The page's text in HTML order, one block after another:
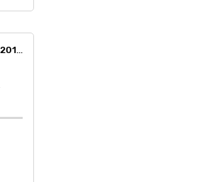
Канцелярське приладдя (Канцтовари) ДК 021:2015 30190000-7 - Офісне устаткування та приладдя різне